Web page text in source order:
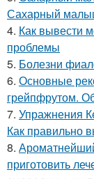
Сахарный
4. Как вывести
проблемы
5. Болезни
6. Основные
грейпфрутом.
7. Упражнения
Как правильно
8.
приготовить